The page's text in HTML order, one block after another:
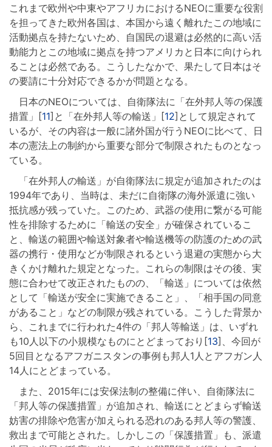
これまで欧州や中東やアフリカにおけるNEOに重要な役割
を担ってきた欧州各国は、本国から遠く離れたこの地域に
活動拠点を持たないため、自国民の退避は必然的に高い活
動能力とこの地域に拠点を持つアメリカと日本に向けられ
ることは必然である。こうしたなかで、果たして日本はそ
の要請に十分対応できるかが問題となる。
日本のNEOについては、自衛隊法に「在外邦人等の保護
措置」[11]と「在外邦人等の輸送」[12]として規定されて
いるが、その内容は一般に諸外国が行うNEOに比べて、日
本の憲法上の制約から重要な部分で制限されたものとなっ
ている。
「在外邦人の輸送」が自衛隊法に規定が追加されたのは
1994年であり、当時は、未だに自衛隊の海外派遣に強い
抵抗感が残っていた。このため、武器の使用に繋がる可能
性を排除するために「輸送の安全」が確保されているこ
と、輸送の範囲や輸送対象者や輸送機等の防護のための武
器の携行・使用などが制限されるという退避の実態から大
きくかけ離れた規定となった。これらの制限はその後、実
態に合わせて改正されたものの、「輸送」については依然
として「輸送が安全に実施できること」、「相手国の同意
があること」などの制限が残されている。こうした背景か
ら、これまでに行われた4件の「邦人等輸送」は、いずれ
も10人以下の小規模なものにとどまっており[13]、今回が
5回目となるアフガニスタンの事例も邦人1人とアフガン人
14人にとどまっている。
また、2015年には安保法制の整備に伴い、自衛隊法に
「邦人等の保護措置」が追加され、輸送にとどまらず輸送
妨害の排除や危害が加えられる恐れのある邦人等の警護、
救出まで可能とされた。しかしこの「保護措置」も、派遣